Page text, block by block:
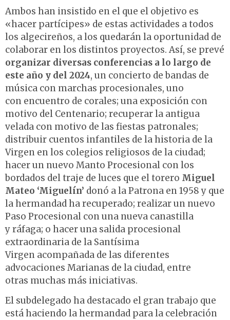
Ambos han insistido en el que el objetivo es
«hacer partícipes» de estas actividades a todos
los algecireños, a los quedarán la oportunidad de
colaborar en los distintos proyectos. Así, se prevé
organizar diversas conferencias a lo largo de
este año y del 2024, un concierto de bandas de
música con marchas procesionales, uno
con encuentro de corales; una exposición con
motivo del Centenario; recuperar la antigua
velada con motivo de las fiestas patronales;
distribuir cuentos infantiles de la historia de la
Virgen en los colegios religiosos de la ciudad;
hacer un nuevo Manto Procesional con los
bordados del traje de luces que el torero Miguel
Mateo ‘Miguelín’ donó a la Patrona en 1958 y que
la hermandad ha recuperado; realizar un nuevo
Paso Procesional con una nueva canastilla
y ráfaga; o hacer una salida procesional
extraordinaria de la Santísima
Virgen acompañada de las diferentes
advocaciones Marianas de la ciudad, entre
otras muchas más iniciativas.
El subdelegado ha destacado el gran trabajo que
está haciendo la hermandad para la celebración